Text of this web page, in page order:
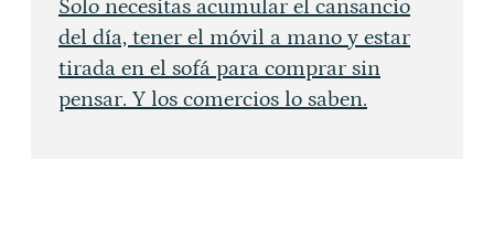
Solo necesitas acumular el cansancio
del día, tener el móvil a mano y estar
tirada en el sofá para comprar sin
pensar. Y los comercios lo saben.